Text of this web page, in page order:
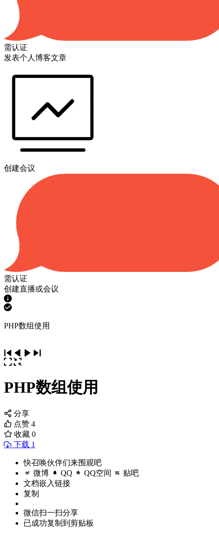
需认证
发表个人博客文章
创建会议
需认证
创建直播或会议
PHP数组使用
PHP数组使用
分享
点赞 4
收藏 0
下载 1
快召唤伙伴们来围观吧
微博 QQ QQ空间 贴吧
文档嵌入链接
复制
微信扫一扫分享
已成功复制到剪贴板